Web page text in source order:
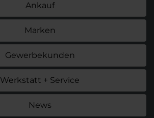
Ankauf
Marken
Gewerbekunden
Werkstatt + Service
News